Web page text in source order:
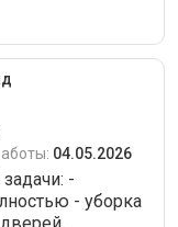
04.05.2026
-
- уборка